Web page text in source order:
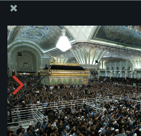
Au grand rassemblement du
l’Imam Khomeiny